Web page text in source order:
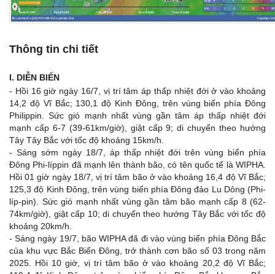
Thông tin chi tiết
I. DIỄN BIẾN
- Hồi 16 giờ ngày 16/7, vị trí tâm áp thấp nhiệt đới ở vào khoảng
14,2 độ Vĩ Bắc; 130,1 độ Kinh Đông, trên vùng biển phía Đông
Philippin. Sức gió mạnh nhất vùng gần tâm áp thấp nhiệt đới
mạnh cấp 6-7 (39-61km/giờ), giật cấp 9; di chuyển theo hướng
Tây Tây Bắc với tốc độ khoảng 15km/h.
- Sáng sớm ngày 18/7, áp thấp nhiệt đới trên vùng biển phía
Đông Phi-líppin đã mạnh lên thành bão, có tên quốc tế là WIPHA.
Hồi 01 giờ ngày 18/7, vị trí tâm bão ở vào khoảng 16,4 độ Vĩ Bắc;
125,3 độ Kinh Đông, trên vùng biển phía Đông đảo Lu Dông (Phi-
líp-pin). Sức gió mạnh nhất vùng gần tâm bão mạnh cấp 8 (62-
74km/giờ), giật cấp 10; di chuyển theo hướng Tây Bắc với tốc độ
khoảng 20km/h.
- Sáng ngày 19/7, bão WIPHA đã đi vào vùng biển phía Đông Bắc
của khu vực Bắc Biển Đông, trở thành cơn bão số 03 trong năm
2025. Hồi 10 giờ, vị trí tâm bão ở vào khoảng 20,2 độ Vĩ Bắc;